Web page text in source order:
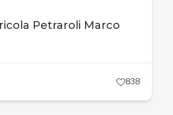
Petraroli Marco
838